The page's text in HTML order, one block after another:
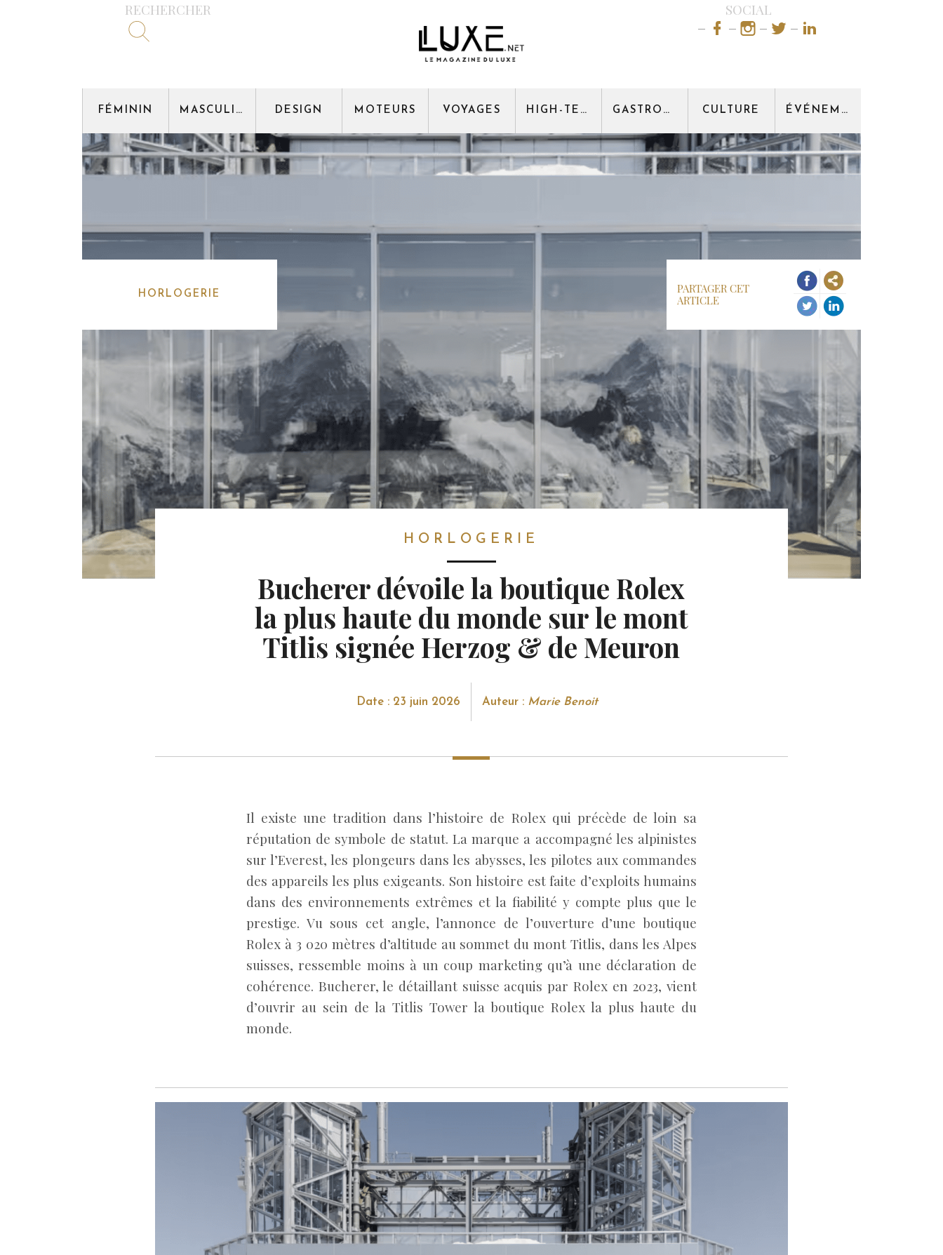
RECHERCHER SOCIAL
FÉMININ MASCULIN DESIGN MOTEURS VOYAGES HIGH-TECH GASTRONOMIE CULTURE ÉVÉNEMENT
HORLOGERIE
PARTAGER CET
ARTICLE
HORLOGERIE
Bucherer dévoile la boutique Rolex
la plus haute du monde sur le mont
Titlis signée Herzog & de Meuron
Date : 23 juin 2026 Auteur : Marie Benoit
Il existe une tradition dans l’histoire de Rolex qui précède de loin sa
réputation de symbole de statut. La marque a accompagné les alpinistes
sur l’Everest, les plongeurs dans les abysses, les pilotes aux commandes
des appareils les plus exigeants. Son histoire est faite d’exploits humains
dans des environnements extrêmes et la fiabilité y compte plus que le
prestige. Vu sous cet angle, l’annonce de l’ouverture d’une boutique
Rolex à 3 020 mètres d’altitude au sommet du mont Titlis, dans les Alpes
suisses, ressemble moins à un coup marketing qu’à une déclaration de
cohérence. Bucherer, le détaillant suisse acquis par Rolex en 2023, vient
d’ouvrir au sein de la Titlis Tower la boutique Rolex la plus haute du
monde.